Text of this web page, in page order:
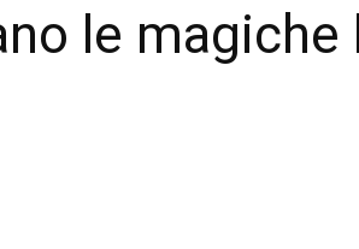
le magiche